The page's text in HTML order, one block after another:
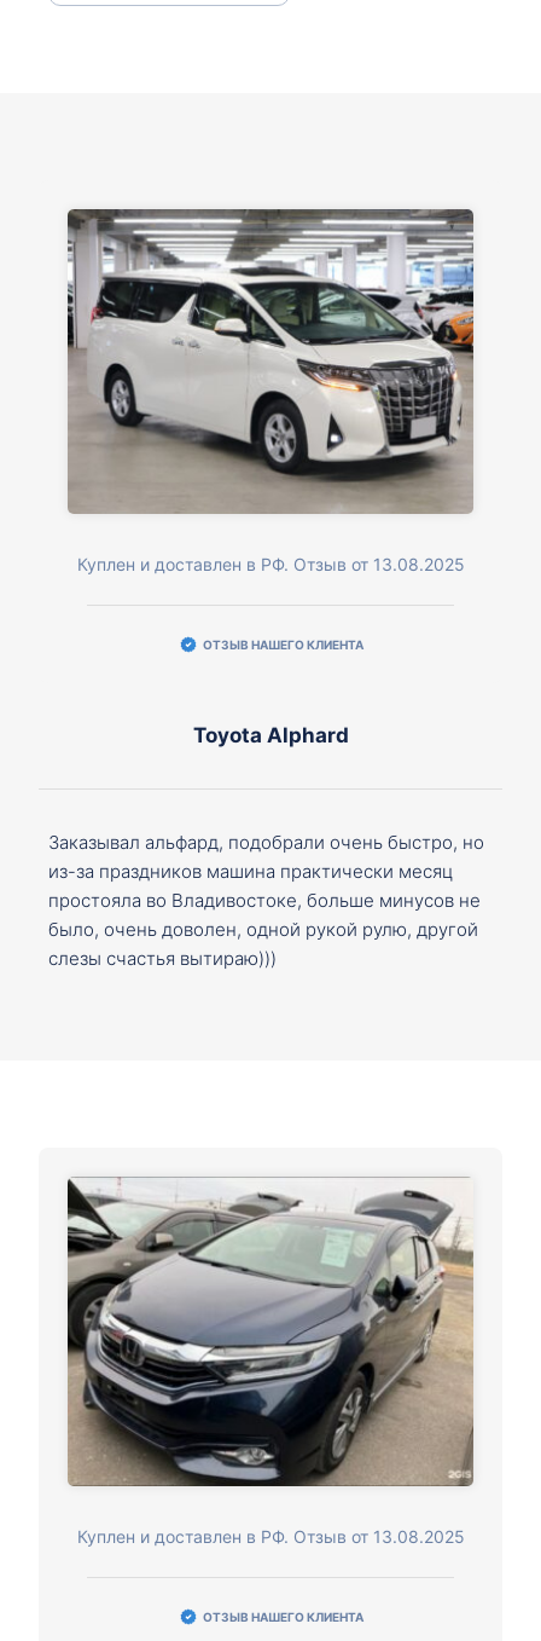
Куплен и доставлен в РФ. Отзыв от 13.08.2025
ОТЗЫВ НАШЕГО КЛИЕНТА
Toyota Alphard
Заказывал альфард, подобрали очень быстро, но
из-за праздников машина практически месяц
простояла во Владивостоке, больше минусов не
было, очень доволен, одной рукой рулю, другой
слезы счастья вытираю)))
Куплен и доставлен в РФ. Отзыв от 13.08.2025
ОТЗЫВ НАШЕГО КЛИЕНТА